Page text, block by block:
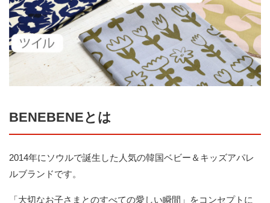
BENEBENEとは
2014年にソウルで誕生した人気の韓国ベビー＆キッズアパレ
ルブランドです。
「大切なお子さまとのすべての愛しい瞬間」をコンセプトに